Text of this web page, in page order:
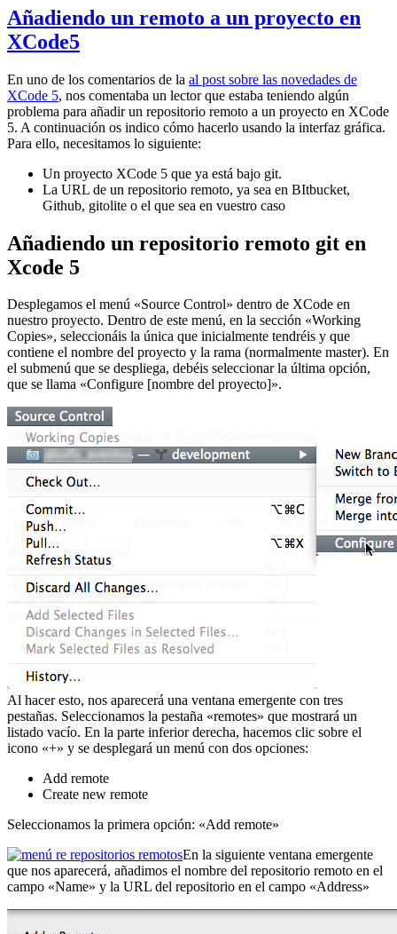
Añadiendo un remoto a un proyecto en
XCode5
En uno de los comentarios de la al post sobre las novedades de
XCode 5, nos comentaba un lector que estaba teniendo algún
problema para añadir un repositorio remoto a un proyecto en XCode
5. A continuación os indico cómo hacerlo usando la interfaz gráfica.
Para ello, necesitamos lo siguiente:
Un proyecto XCode 5 que ya está bajo git.
La URL de un repositorio remoto, ya sea en BItbucket,
Github, gitolite o el que sea en vuestro caso
Añadiendo un repositorio remoto git en
Xcode 5
Desplegamos el menú «Source Control» dentro de XCode en
nuestro proyecto. Dentro de este menú, en la sección «Working
Copies», seleccionáis la única que inicialmente tendréis y que
contiene el nombre del proyecto y la rama (normalmente master). En
el submenú que se despliega, debéis seleccionar la última opción,
que se llama «Configure [nombre del proyecto]».
Al hacer esto, nos aparecerá una ventana emergente con tres
pestañas. Seleccionamos la pestaña «remotes» que mostrará un
listado vacío. En la parte inferior derecha, hacemos clic sobre el
icono «+» y se desplegará un menú con dos opciones:
Add remote
Create new remote
Seleccionamos la primera opción: «Add remote»
En la siguiente ventana emergente
que nos aparecerá, añadimos el nombre del repositorio remoto en el
campo «Name» y la URL del repositorio en el campo «Address»